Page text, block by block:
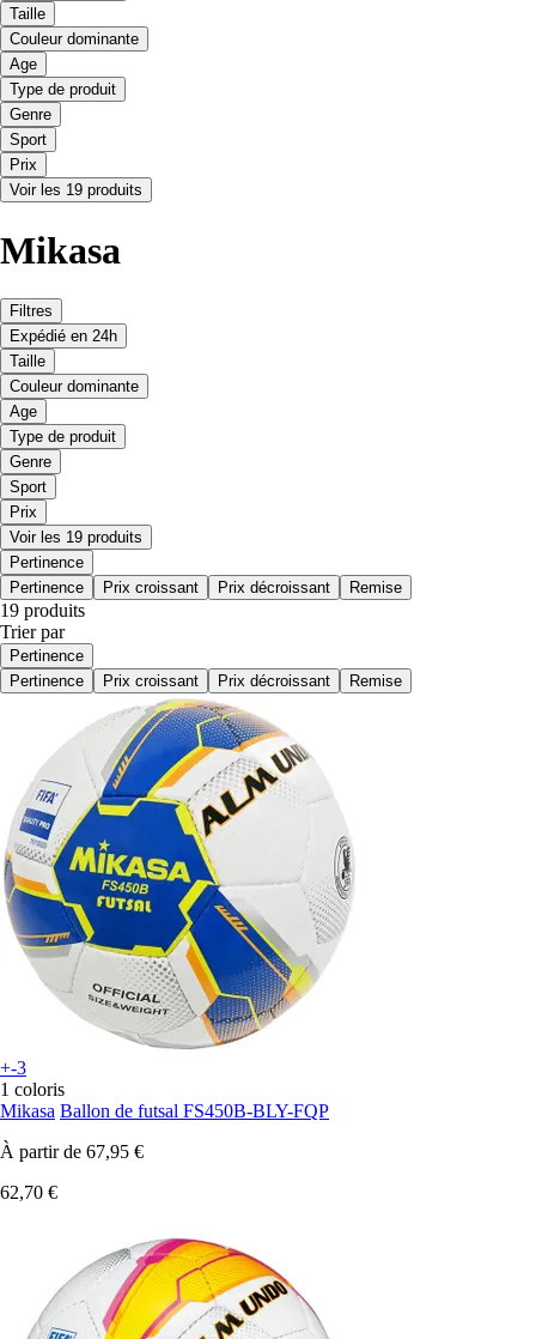
Taille
Couleur dominante
Age
Type de produit
Genre
Sport
Prix
Voir les 19 produits
Mikasa
Filtres
Expédié en 24h
Taille
Couleur dominante
Age
Type de produit
Genre
Sport
Prix
Voir les 19 produits
Pertinence
Pertinence
Prix croissant Prix décroissant Remise
19 produits
Trier par
Pertinence
Pertinence
Prix croissant Prix décroissant Remise
+-3
1 coloris
Mikasa Ballon de futsal FS450B-BLY-FQP
À partir de 67,95 €
62,70 €